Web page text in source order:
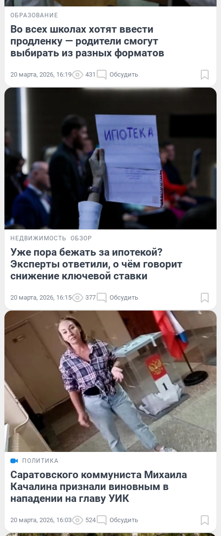
ОБРАЗОВАНИЕ
Во всех школах хотят ввести
продленку — родители смогут
выбирать из разных форматов
20 марта, 2026, 16:19 431 Обсудить
НЕДВИЖИМОСТЬ ОБЗОР
Уже пора бежать за ипотекой?
Эксперты ответили, о чём говорит
снижение ключевой ставки
20 марта, 2026, 16:15 377 Обсудить
ПОЛИТИКА
Саратовского коммуниста Михаила
Качалина признали виновным в
нападении на главу УИК
20 марта, 2026, 16:03 524 Обсудить